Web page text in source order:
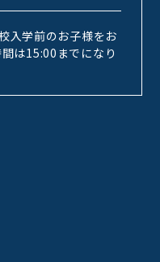
入学前のお子様をお
は15:00までになり